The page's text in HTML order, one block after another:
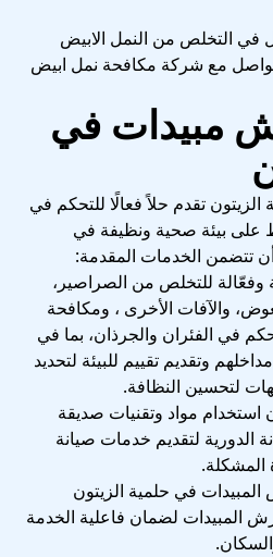
التخلص من النمل الابيض
مع شركة مكافحة نمل ابيض
مبيدات في
تقدم حلاً فعالًا للتحكم في
على بيئة صحية ونظيفة في
تتضمن الخدمات المقدمة:
وفعّالة للتخلص من الصراصير،
والآفات الأخرى ، ومكافحة
في الفئران والجرذان، بما في
وتقديم تقييم للبيئة لتحديد
لتحسين النظافة.
استخدام مواد وتقنيات صديقة
الدورية لتقديم خدمات صيانة
المشكلة.
في حلمية الزيتون
المبيدات لضمان فاعلية الخدمة